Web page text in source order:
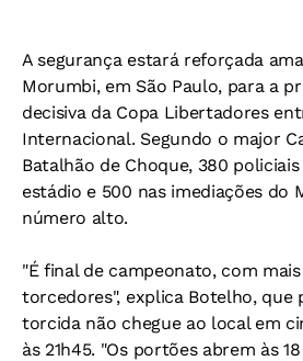
A segurança estará reforçada
Morumbi, em São Paulo, para a
decisiva da Copa Libertadores
Internacional. Segundo o major
Batalhão de Choque, 380
estádio e 500 nas imediações do
número alto.
"É final de campeonato, com
torcedores", explica Botelho, que
torcida não chegue ao local em
às 21h45. "Os portões abrem às